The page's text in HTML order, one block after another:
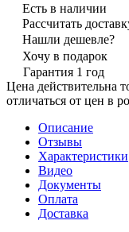
Есть в наличии
Рассчитать
Нашли дешевле?
Хочу в подарок
Гарантия 1 год
Цена действительна
отличаться от цен в
Описание
Отзывы
Характеристики
Видео
Документы
Оплата
Доставка